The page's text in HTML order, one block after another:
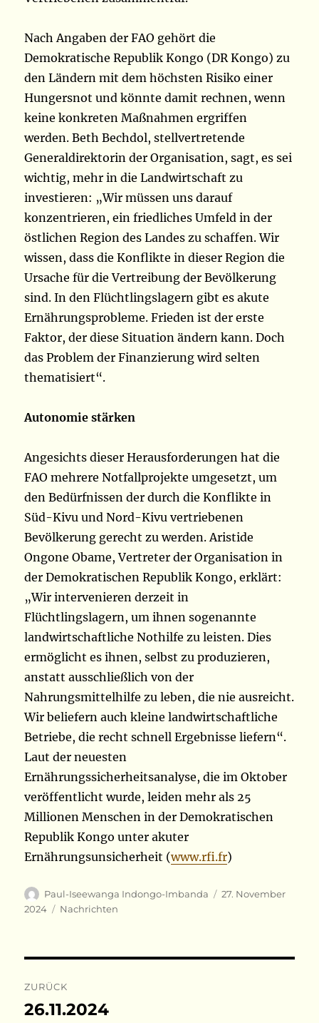
Nach Angaben der FAO gehört die
Demokratische Republik Kongo (DR Kongo) zu
den Ländern mit dem höchsten Risiko einer
Hungersnot und könnte damit rechnen, wenn
keine konkreten Maßnahmen ergriffen
werden. Beth Bechdol, stellvertretende
Generaldirektorin der Organisation, sagt, es sei
wichtig, mehr in die Landwirtschaft zu
investieren: „Wir müssen uns darauf
konzentrieren, ein friedliches Umfeld in der
östlichen Region des Landes zu schaffen. Wir
wissen, dass die Konflikte in dieser Region die
Ursache für die Vertreibung der Bevölkerung
sind. In den Flüchtlingslagern gibt es akute
Ernährungsprobleme. Frieden ist der erste
Faktor, der diese Situation ändern kann. Doch
das Problem der Finanzierung wird selten
thematisiert“.
Autonomie stärken
Angesichts dieser Herausforderungen hat die
FAO mehrere Notfallprojekte umgesetzt, um
den Bedürfnissen der durch die Konflikte in
Süd-Kivu und Nord-Kivu vertriebenen
Bevölkerung gerecht zu werden. Aristide
Ongone Obame, Vertreter der Organisation in
der Demokratischen Republik Kongo, erklärt:
„Wir intervenieren derzeit in
Flüchtlingslagern, um ihnen sogenannte
landwirtschaftliche Nothilfe zu leisten. Dies
ermöglicht es ihnen, selbst zu produzieren,
anstatt ausschließlich von der
Nahrungsmittelhilfe zu leben, die nie ausreicht.
Wir beliefern auch kleine landwirtschaftliche
Betriebe, die recht schnell Ergebnisse liefern“.
Laut der neuesten
Ernährungssicherheitsanalyse, die im Oktober
veröffentlicht wurde, leiden mehr als 25
Millionen Menschen in der Demokratischen
Republik Kongo unter akuter
Ernährungsunsicherheit (www.rfi.fr)
Autor
Paul-Iseewanga Indongo-Imbanda
Veröffentlicht
27. November
2024
Kategorien
Nachrichten
ZURÜCK
Vorheriger
26.11.2024